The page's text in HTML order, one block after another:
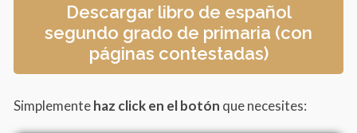
Descargar libro de español
segundo grado de primaria (con
páginas contestadas)
Simplementehaz click en el botón que necesites: